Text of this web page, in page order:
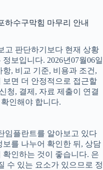
하수구막힘 마무리 안내
고 판단하기보다 현재 상황
보입니다. 2026년07월06일
, 비교 기준, 비용과 조건,
면 더 안정적으로 접근할
청, 결제, 자료 제출이 연결
인해야 합니다.
임플란트를 알아보고 있다
를 나누어 확인한 뒤, 상담
인하는 것이 좋습니다. 은
수 있는 요소가 있으므로 정